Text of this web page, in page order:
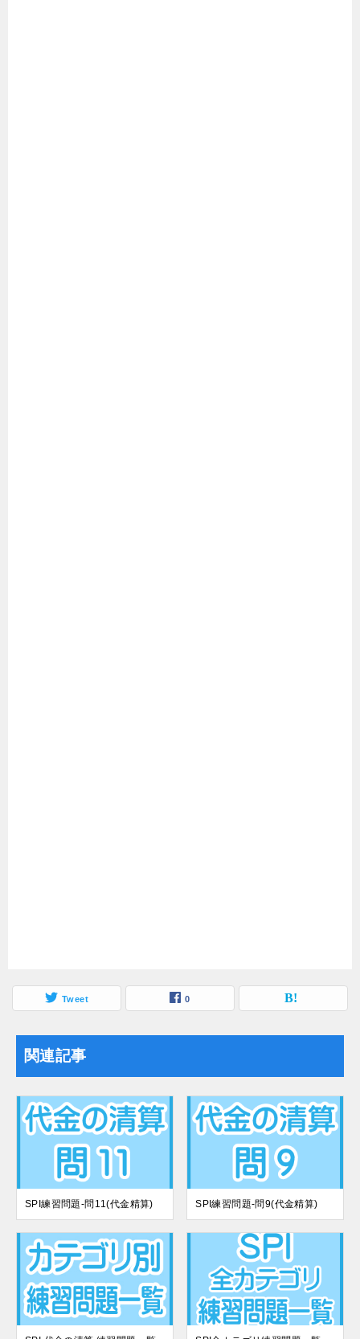
Tweet 0
関連記事
SPI練習問題-問11(代金精算) SPI練習問題-問9(代金精算)